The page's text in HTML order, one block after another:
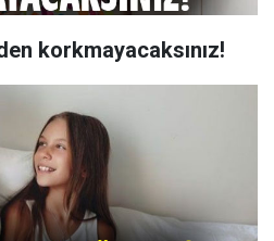
korkmayacaksınız!